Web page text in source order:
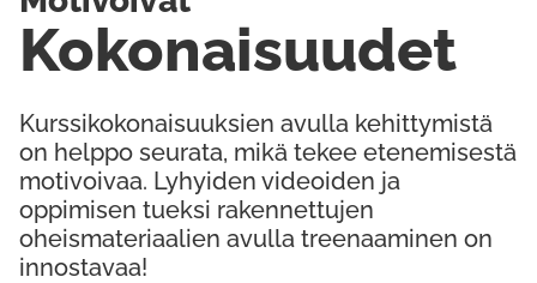
Kurssikokonaisuuksien avulla kehittymistä
on helppo seurata, mikä tekee etenemisestä
motivoivaa. Lyhyiden videoiden ja
oppimisen tueksi rakennettujen
oheismateriaalien avulla treenaaminen on
innostavaa!
Kokonaisuudet